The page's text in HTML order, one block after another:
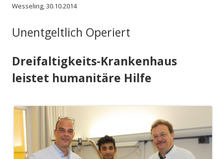
Wesseling, 30.10.2014
Unentgeltlich Operiert
Dreifaltigkeits-Krankenhaus
leistet humanitäre Hilfe